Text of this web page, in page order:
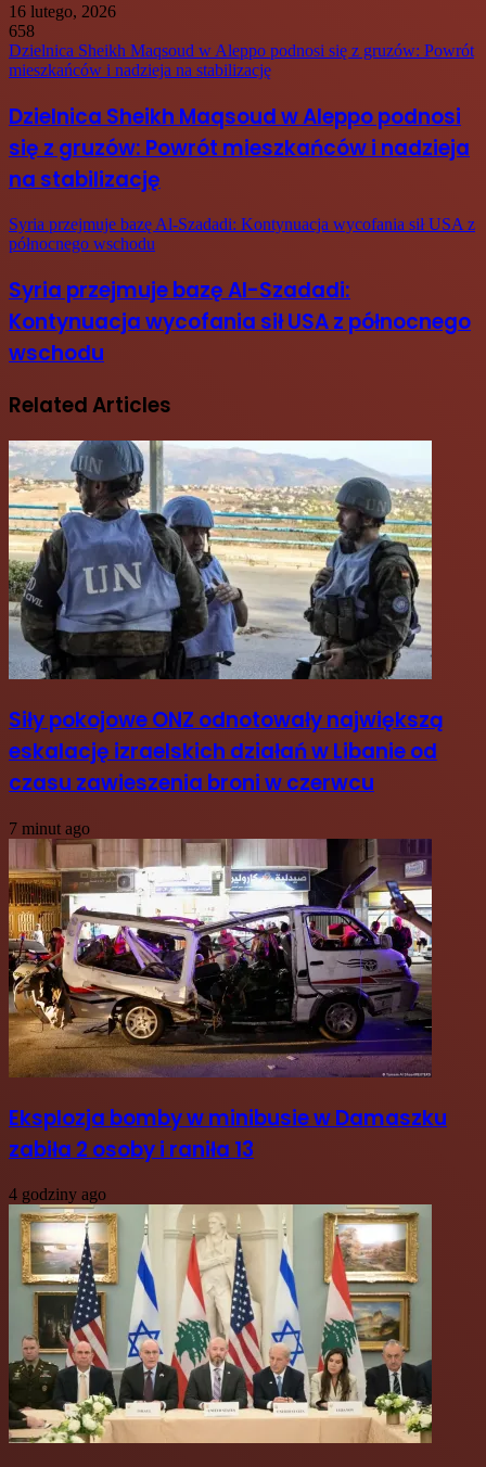
16 lutego, 2026
658
Dzielnica Sheikh Maqsoud w Aleppo podnosi się z gruzów: Powrót
mieszkańców i nadzieja na stabilizację
Dzielnica Sheikh Maqsoud w Aleppo podnosi
się z gruzów: Powrót mieszkańców i nadzieja
na stabilizację
Syria przejmuje bazę Al-Szadadi: Kontynuacja wycofania sił USA z
północnego wschodu
Syria przejmuje bazę Al-Szadadi:
Kontynuacja wycofania sił USA z północnego
wschodu
Related Articles
Siły pokojowe ONZ odnotowały największą
eskalację izraelskich działań w Libanie od
czasu zawieszenia broni w czerwcu
7 minut ago
Eksplozja bomby w minibusie w Damaszku
zabiła 2 osoby i raniła 13
4 godziny ago